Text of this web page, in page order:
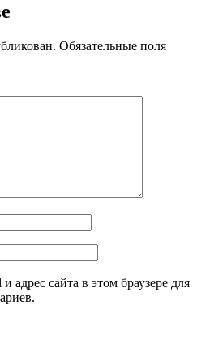
Обязательные поля
адрес сайта в этом браузере для